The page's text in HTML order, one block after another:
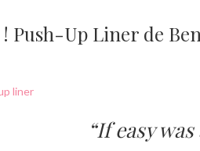
! Push-Up Liner de
“If easy